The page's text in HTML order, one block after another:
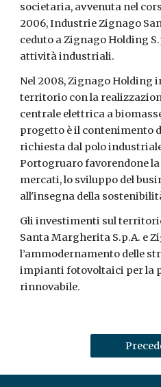
societaria, avvenuta nel
2006, Industrie Zignago
ceduto a Zignago Holding
attività industriali.
Nel 2008, Zignago Holding
territorio con la
centrale elettrica a
progetto è il contenimento
richiesta dal polo
Portogruaro favorendone
mercati, lo sviluppo del
all'insegna della
Gli investimenti sul
Santa Margherita S.p.A. e
l’ammodernamento delle
impianti fotovoltaici per la
rinnovabile.